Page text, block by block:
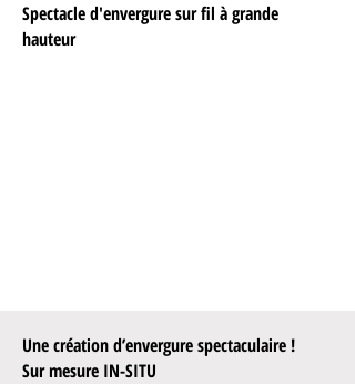
Spectacle d'envergure sur fil à grande
hauteur
Une création d’envergure spectaculaire !
Sur mesure IN-SITU